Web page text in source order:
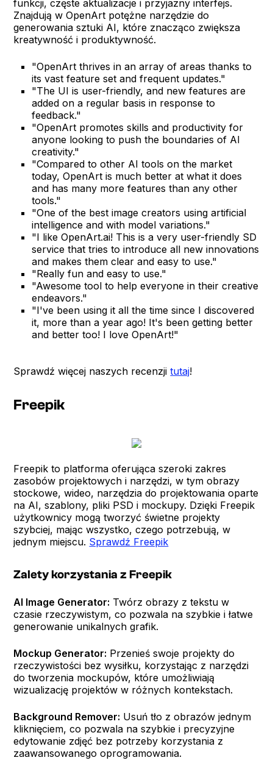
funkcji, częste aktualizacje i przyjazny interfejs.
Znajdują w OpenArt potężne narzędzie do
generowania sztuki AI, które znacząco zwiększa
kreatywność i produktywność.
"OpenArt thrives in an array of areas thanks to
its vast feature set and frequent updates."
"The UI is user-friendly, and new features are
added on a regular basis in response to
feedback."
"OpenArt promotes skills and productivity for
anyone looking to push the boundaries of AI
creativity."
"Compared to other AI tools on the market
today, OpenArt is much better at what it does
and has many more features than any other
tools."
"One of the best image creators using artificial
intelligence and with model variations."
"I like OpenArt.ai! This is a very user-friendly SD
service that tries to introduce all new innovations
and makes them clear and easy to use."
"Really fun and easy to use."
"Awesome tool to help everyone in their creative
endeavors."
"I've been using it all the time since I discovered
it, more than a year ago! It's been getting better
and better too! I love OpenArt!"
Sprawdź więcej naszych recenzjitutaj!
Freepik
Freepik to platforma oferująca szeroki zakres
zasobów projektowych i narzędzi, w tym obrazy
stockowe, wideo, narzędzia do projektowania oparte
na AI, szablony, pliki PSD i mockupy. Dzięki Freepik
użytkownicy mogą tworzyć świetne projekty
szybciej, mając wszystko, czego potrzebują, w
jednym miejscu. Sprawdź Freepik
Zalety korzystania z Freepik
AI Image Generator: Twórz obrazy z tekstu w
czasie rzeczywistym, co pozwala na szybkie i łatwe
generowanie unikalnych grafik.
Mockup Generator: Przenieś swoje projekty do
rzeczywistości bez wysiłku, korzystając z narzędzi
do tworzenia mockupów, które umożliwiają
wizualizację projektów w różnych kontekstach.
Background Remover: Usuń tło z obrazów jednym
kliknięciem, co pozwala na szybkie i precyzyjne
edytowanie zdjęć bez potrzeby korzystania z
zaawansowanego oprogramowania.